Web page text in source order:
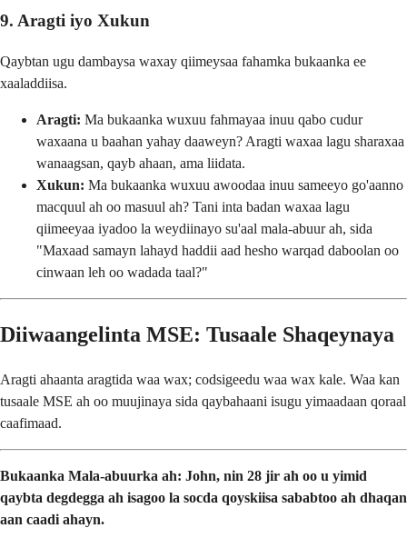
9. Aragti iyo Xukun
Qaybtan ugu dambaysa waxay qiimeysaa fahamka bukaanka ee
xaaladdiisa.
Aragti: Ma bukaanka wuxuu fahmayaa inuu qabo cudur
waxaana u baahan yahay daaweyn? Aragti waxaa lagu sharaxaa
wanaagsan, qayb ahaan, ama liidata.
Xukun: Ma bukaanka wuxuu awoodaa inuu sameeyo go'aanno
macquul ah oo masuul ah? Tani inta badan waxaa lagu
qiimeeyaa iyadoo la weydiinayo su'aal mala-abuur ah, sida
"Maxaad samayn lahayd haddii aad hesho warqad daboolan oo
cinwaan leh oo wadada taal?"
Diiwaangelinta MSE: Tusaale Shaqeynaya
Aragti ahaanta aragtida waa wax; codsigeedu waa wax kale. Waa kan
tusaale MSE ah oo muujinaya sida qaybahaani isugu yimaadaan qoraal
caafimaad.
Bukaanka Mala-abuurka ah: John, nin 28 jir ah oo u yimid
qaybta degdegga ah isagoo la socda qoyskiisa sababtoo ah dhaqan
aan caadi ahayn.